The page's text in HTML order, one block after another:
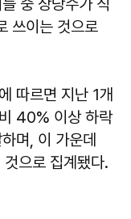
중 상당수가 직
쓰이는 것으로
따르면 지난 1개
40% 이상 하락
며, 이 가운데
으로 집계됐다.